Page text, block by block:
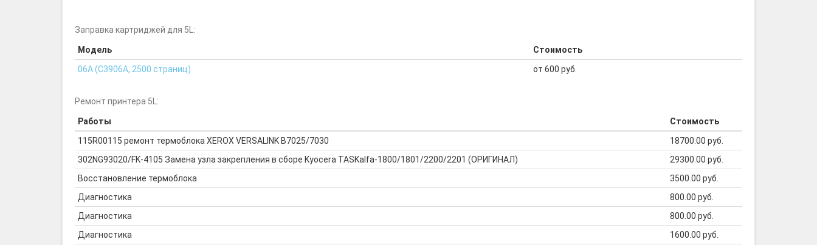
Заправка картриджей для 5L:
Модель
Стоимость
06A (C3906A, 2500 страниц)
от 600 руб.
Ремонт принтера 5L:
Работы
Стоимость
115R00115 ремонт термоблока XEROX VERSALINK B7025/7030
18700.00 руб.
302NG93020/FK-4105 Замена узла закрепления в сборе Kyocera TASKalfa-1800/1801/2200/2201 (ОРИГИНАЛ)
29300.00 руб.
Восстановление термоблока
3500.00 руб.
Диагностика
800.00 руб.
Диагностика
800.00 руб.
Диагностика
1600.00 руб.